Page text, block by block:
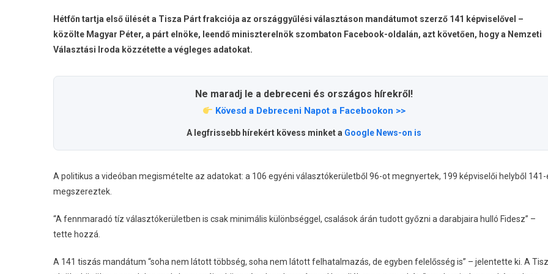
Hétfőn tartja első ülését a Tisza Párt frakciója az országgyűlési választáson mandátumot szerző 141 képviselővel –
közölte Magyar Péter, a párt elnöke, leendő miniszterelnök szombaton Facebook-oldalán, azt követően, hogy a Nemzeti
Választási Iroda közzétette a végleges adatokat.
Ne maradj le a debreceni és országos hírekről!
Kövesd a Debreceni Napot a Facebookon >>
A legfrissebb hírekért kövess minket a Google News-on is
A politikus a videóban megismételte az adatokat: a 106 egyéni választókerületből 96-ot megnyertek, 199 képviselői helyből
megszereztek.
“A fennmaradó tíz választókerületben is csak minimális különbséggel, csalások árán tudott győzni a darabjaira hulló Fidesz” –
tette hozzá.
A 141 tiszás mandátum “soha nem látott többség, soha nem látott felhatalmazás, de egyben felelősség is” – jelentette ki. A